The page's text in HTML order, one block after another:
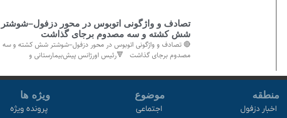
تصادف و واژگونی اتوبوس در محور دزفول–شوشتر
شش کشته و سه مصدوم برجای گذاشت
🔴 تصادف و واژگونی اتوبوس در محور دزفول–شوشتر شش کشته و سه
مصدوم برجای گذاشت 🔻رئیس اورژانس پیش‌بیمارستانی و
منطقه
اخبار دزفول
موضوع
اجتماعی
ویژه ها
پرونده ویژه